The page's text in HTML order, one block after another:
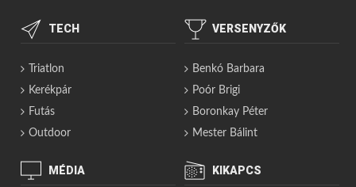
TECH
Triatlon
Kerékpár
Futás
Outdoor
VERSENYZŐK
Benkó Barbara
Poór Brigi
Boronkay Péter
Mester Bálint
MÉDIA KIKAPCS